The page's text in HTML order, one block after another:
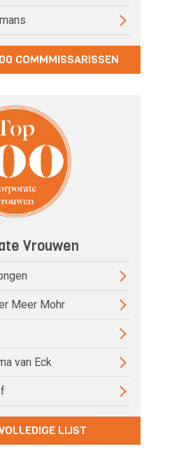
COMMMISSARISSEN
Vrouwen
Meer Mohr
van Eck
LIJST